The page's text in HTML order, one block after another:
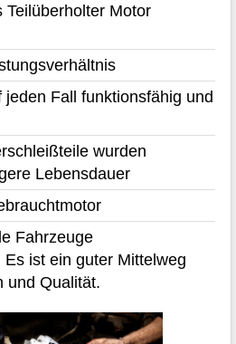
Teilüberholter Motor
jeden Fall funktionsfähig und
wurden
Lebensdauer
Fahrzeuge
ist ein guter Mittelweg
und Qualität.